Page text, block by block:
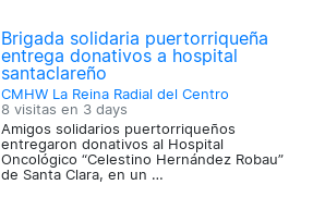
Brigada solidaria puertorriqueña
entrega donativos a hospital
santaclareño
CMHW La Reina Radial del Centro
8 visitas en 3 days
Amigos solidarios puertorriqueños
entregaron donativos al Hospital
Oncológico “Celestino Hernández Robau”
de Santa Clara, en un …